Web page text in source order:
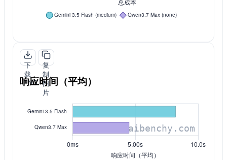
下
载
PNG
复
制
图
片
响应时间（平均）